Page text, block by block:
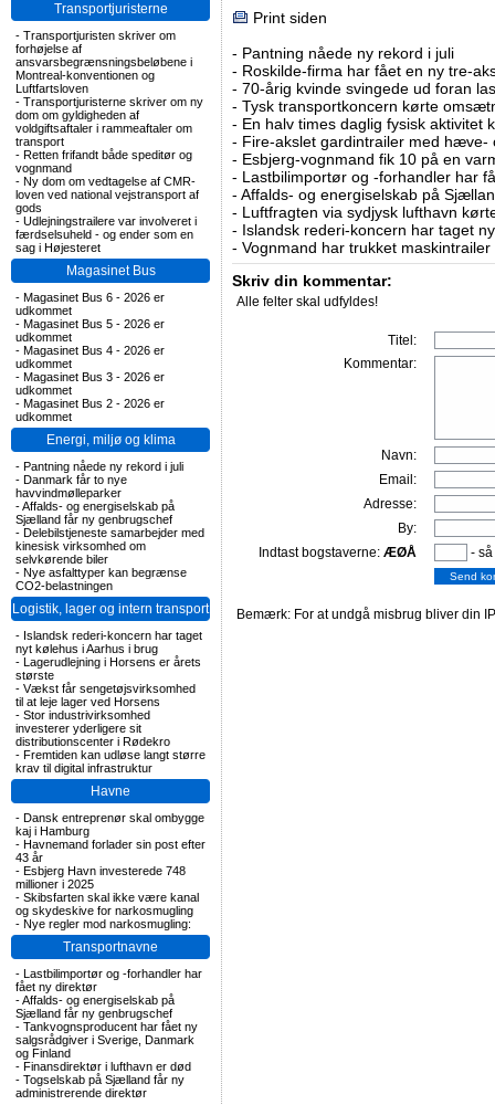
Transportjuristerne
- Transportjuristen skriver om
forhøjelse af
ansvarsbegrænsningsbeløbene i
Montreal-konventionen og
Luftfartsloven
- Transportjuristerne skriver om ny
dom om gyldigheden af
voldgiftsaftaler i rammeaftaler om
transport
- Retten frifandt både speditør og
vognmand
- Ny dom om vedtagelse af CMR-
loven ved national vejstransport af
gods
- Udlejningstrailere var involveret i
færdselsuheld - og ender som en
sag i Højesteret
Magasinet Bus
- Magasinet Bus 6 - 2026 er
udkommet
- Magasinet Bus 5 - 2026 er
udkommet
- Magasinet Bus 4 - 2026 er
udkommet
- Magasinet Bus 3 - 2026 er
udkommet
- Magasinet Bus 2 - 2026 er
udkommet
Energi, miljø og klima
- Pantning nåede ny rekord i juli
- Danmark får to nye
havvindmølleparker
-Affalds- og energiselskab på
Sjælland får ny genbrugschef
- Delebilstjeneste samarbejder med
kinesisk virksomhed om
selvkørende biler
- Nye asfalttyper kan begrænse
CO2-belastningen
Logistik, lager og intern transport
- Islandsk rederi-koncern har taget
nyt kølehus i Aarhus i brug
- Lagerudlejning i Horsens er årets
største
- Vækst får sengetøjsvirksomhed
til at leje lager ved Horsens
- Stor industrivirksomhed
investerer yderligere sit
distributionscenter i Rødekro
- Fremtiden kan udløse langt større
krav til digital infrastruktur
Havne
- Dansk entreprenør skal ombygge
kaj i Hamburg
- Havnemand forlader sin post efter
43 år
- Esbjerg Havn investerede 748
millioner i 2025
- Skibsfarten skal ikke være kanal
og skydeskive for narkosmugling
- Nye regler mod narkosmugling:
Transportnavne
- Lastbilimportør og -forhandler har
fået ny direktør
-Affalds- og energiselskab på
Sjælland får ny genbrugschef
- Tankvognsproducent har fået ny
salgsrådgiver i Sverige, Danmark
og Finland
- Finansdirektør i lufthavn er død
- Togselskab på Sjælland får ny
administrerende direktør
Print siden
- Pantning nåede ny rekord i juli
- Roskilde-firma har fået en ny tre-
- 70-årig kvinde svingede ud foran
- Tysk transportkoncern kørte
- En halv times daglig fysisk aktivitet
- Fire-akslet gardintrailer med hæve-
- Esbjerg-vognmand fik 10 på en
- Lastbilimportør og -forhandler har
- Affalds- og energiselskab på
- Luftfragten via sydjysk lufthavn
- Islandsk rederi-koncern har taget
- Vognmand har trukket
Skriv din kommentar:
Alle felter skal udfyldes!
Titel:
Kommentar:
Navn:
Email:
Adresse:
By:
Indtast bogstaverne: ÆØÅ -
Bemærk: For at undgå misbrug bliver din